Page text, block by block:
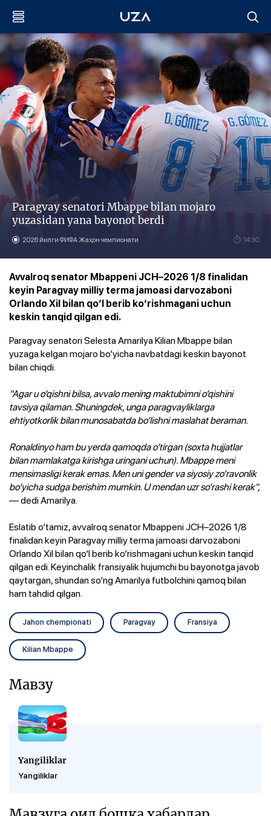
Paragvay senatori Mbappe bilan mojaro
yuzasidan yana bayonot berdi
2026 йилги ФИФА Жаҳон чемпионати 14:30
Avvalroq senator Mbappeni JCH–2026 1/8 finalidan
keyin Paragvay milliy terma jamoasi darvozaboni
Orlando Xil bilan qo‘l berib ko‘rishmagani uchun
keskin tanqid qilgan edi.
Paragvay senatori Selesta Amarilya Kilian Mbappe bilan
yuzaga kelgan mojaro bo‘yicha navbatdagi keskin bayonot
bilan chiqdi.
"Agar u o‘qishni bilsa, avvalo mening maktubimni o‘qishini
tavsiya qilaman. Shuningdek, unga paragvayliklarga
ehtiyotkorlik bilan munosabatda bo‘lishni maslahat beraman.
Ronaldinyo ham bu yerda qamoqda o‘tirgan (soxta hujjatlar
bilan mamlakatga kirishga uringani uchun). Mbappe meni
mensimasligi kerak emas. Men uni gender va siyosiy zo‘ravonlik
bo‘yicha sudga berishim mumkin. U mendan uzr so‘rashi kerak",
— dedi Amarilya.
Eslatib o‘tamiz, avvalroq senator Mbappeni JCH–2026 1/8
finalidan keyin Paragvay milliy terma jamoasi darvozaboni
Orlando Xil bilan qo‘l berib ko‘rishmagani uchun keskin tanqid
qilgan edi. Keyinchalik fransiyalik hujumchi bu bayonotga javob
qaytargan, shundan so‘ng Amarilya futbolchini qamoq bilan
ham tahdid qilgan.
Jahon chempionati Paragvay Fransiya
Kilian Mbappe
Мавзу
Yangiliklar
Yangiliklar